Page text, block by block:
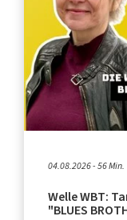
04.08.2026 - 56 Min.
Welle WBT:
"BLUES